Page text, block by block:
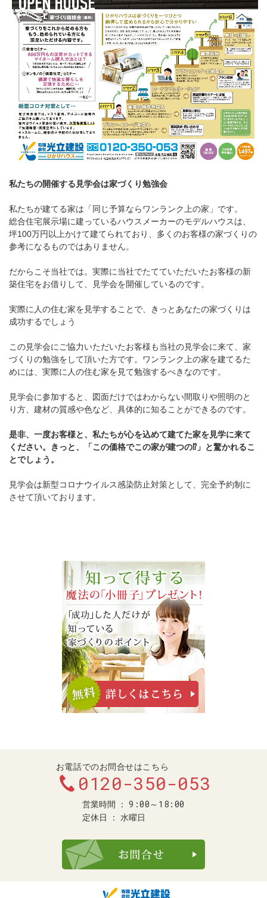
私たちの開催する見学会は家づくり勉強会
私たちが建てる家は「同じ予算ならワンランク上の家」です。
総合住宅展示場に建っているハウスメーカーのモデルハウスは、
坪100万円以上かけて建てられており、多くのお客様の家づくりの
参考になるものではありません。
だからこそ当社では。実際に当社でたてていただいたお客様の新
築住宅をお借りして、見学会を開催しているのです。
実際に人の住む家を見学することで、きっとあなたの家づくりは
成功するでしょう
この見学会にご協力いただいたお客様も当社の見学会に来て、家
づくりの勉強をして頂いた方です。ワンランク上の家を建てるた
めには、実際に人の住む家を見て勉強するべきなのです。
見学会に参加すると、図面だけではわからない間取りや照明のと
り方、建材の質感や色など、具体的に知ることができるのです。
是非、一度お客様と、私たちが心を込めて建てた家を見学に来て
ください。きっと、「この価格でこの家が建つの⁉」と驚かれるこ
とでしょう。
見学会は新型コロナウイルス感染防止対策として、完全予約制に
させて頂いております。
お電話でのお問合せはこちら
0120-350-053
営業時間 9:00～18:00
定休日 水曜日